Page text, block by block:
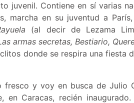
juvenil. Contiene en sí varias
marcha en su juventud a
(al decir de Lezama
armas secretas, Bestiario,
donde se respira una fiesta
y voy en busca de Julio
en Caracas, recién